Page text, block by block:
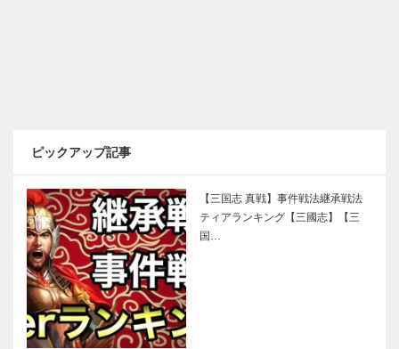
ピックアップ記事
【三国志 真戦】事件戦法継承戦法
ティアランキング【三國志】【三
国…